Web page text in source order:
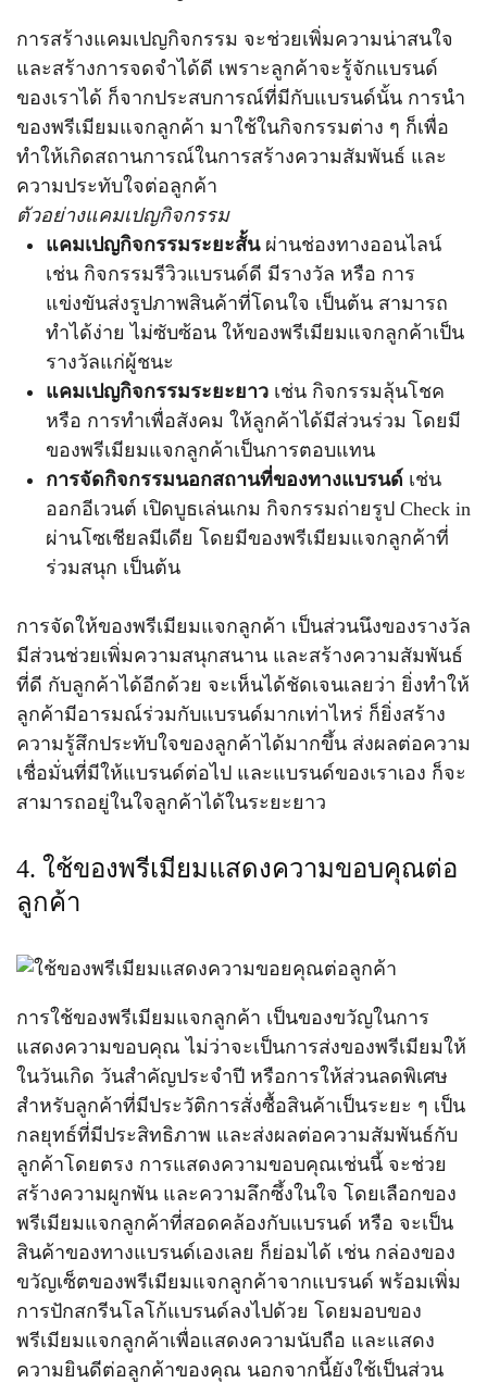
การสร้างแคมเปญกิจกรรม จะช่วยเพิ่มความน่าสนใจ
และสร้างการจดจำได้ดี เพราะลูกค้าจะรู้จักแบรนด์
ของเราได้ ก็จากประสบการณ์ที่มีกับแบรนด์นั้น การนำ
ของพรีเมียมแจกลูกค้า มาใช้ในกิจกรรมต่าง ๆ ก็เพื่อ
ทำให้เกิดสถานการณ์ในการสร้างความสัมพันธ์ และ
ความประทับใจต่อลูกค้า
ตัวอย่างแคมเปญกิจกรรม
แคมเปญกิจกรรมระยะสั้นผ่านช่องทางออนไลน์
เช่น กิจกรรมรีวิวแบรนด์ดี มีรางวัล หรือ การ
แข่งขันส่งรูปภาพสินค้าที่โดนใจ เป็นต้น สามารถ
ทำได้ง่าย ไม่ซับซ้อน ให้ของพรีเมียมแจกลูกค้าเป็น
รางวัลแก่ผู้ชนะ
แคมเปญกิจกรรมระยะยาว เช่น กิจกรรมลุ้นโชค
หรือ การทำเพื่อสังคม ให้ลูกค้าได้มีส่วนร่วม โดยมี
ของพรีเมียมแจกลูกค้าเป็นการตอบแทน
การจัดกิจกรรมนอกสถานที่ของทางแบรนด์ เช่น
ออกอีเวนต์ เปิดบูธเล่นเกม กิจกรรมถ่ายรูป Check in
ผ่านโซเชียลมีเดีย โดยมีของพรีเมียมแจกลูกค้าที่
ร่วมสนุก เป็นต้น
การจัดให้ของพรีเมียมแจกลูกค้า เป็นส่วนนึงของรางวัล
มีส่วนช่วยเพิ่มความสนุกสนาน และสร้างความสัมพันธ์
ที่ดี กับลูกค้าได้อีกด้วย จะเห็นได้ชัดเจนเลยว่า ยิ่งทำให้
ลูกค้ามีอารมณ์ร่วมกับแบรนด์มากเท่าไหร่ ก็ยิ่งสร้าง
ความรู้สึกประทับใจของลูกค้าได้มากขึ้น ส่งผลต่อความ
เชื่อมั่นที่มีให้แบรนด์ต่อไป และแบรนด์ของเราเอง ก็จะ
สามารถอยู่ในใจลูกค้าได้ในระยะยาว
4. ใช้ของพรีเมียมแสดงความขอบคุณต่อ
ลูกค้า
การใช้ของพรีเมียมแจกลูกค้า เป็นของขวัญในการ
แสดงความขอบคุณ ไม่ว่าจะเป็นการส่งของพรีเมียมให้
ในวันเกิด วันสำคัญประจำปี หรือการให้ส่วนลดพิเศษ
สำหรับลูกค้าที่มีประวัติการสั่งซื้อสินค้าเป็นระยะ ๆ เป็น
กลยุทธ์ที่มีประสิทธิภาพ และส่งผลต่อความสัมพันธ์กับ
ลูกค้าโดยตรง การแสดงความขอบคุณเช่นนี้ จะช่วย
สร้างความผูกพัน และความลึกซึ้งในใจ โดยเลือกของ
พรีเมียมแจกลูกค้าที่สอดคล้องกับแบรนด์ หรือ จะเป็น
สินค้าของทางแบรนด์เองเลย ก็ย่อมได้ เช่น กล่องของ
ขวัญเซ็ตของพรีเมียมแจกลูกค้าจากแบรนด์ พร้อมเพิ่ม
การปักสกรีนโลโก้แบรนด์ลงไปด้วย โดยมอบของ
พรีเมียมแจกลูกค้าเพื่อแสดงความนับถือ และแสดง
ความยินดีต่อลูกค้าของคุณ นอกจากนี้ยังใช้เป็นส่วน